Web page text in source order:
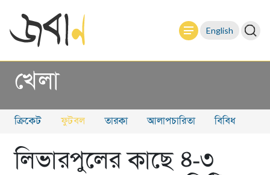
English
খেলা
ক্রিকেট ফুটবল তারকা আলাপচারিতা বিবিধ
লিভারপুলের কাছে ৪-৩